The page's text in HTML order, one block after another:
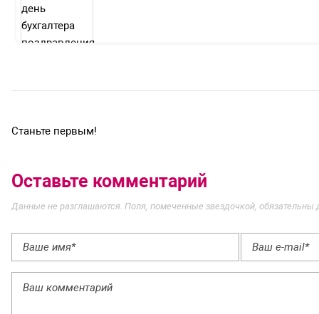
Станьте первым!
Оставьте комментарий
Данные не разглашаются. Поля, помеченные звездочкой, обязательны